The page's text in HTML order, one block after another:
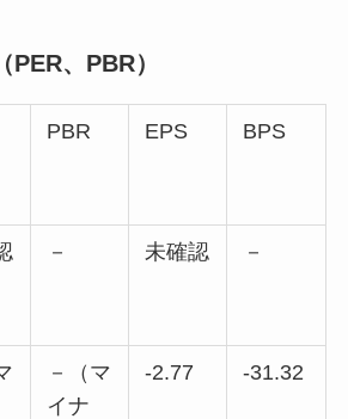
、PBR）
PBR EPS BPS
－ 未確認 －
－（マ
イナ
-2.77 -31.32